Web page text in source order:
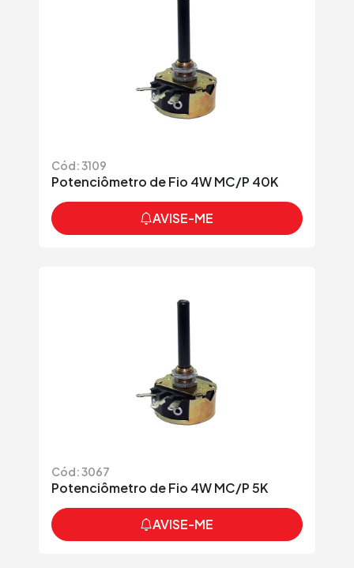
Cód: 3109
Potenciômetro de Fio 4W MC/P 40K
AVISE-ME
Cód: 3067
Potenciômetro de Fio 4W MC/P 5K
AVISE-ME